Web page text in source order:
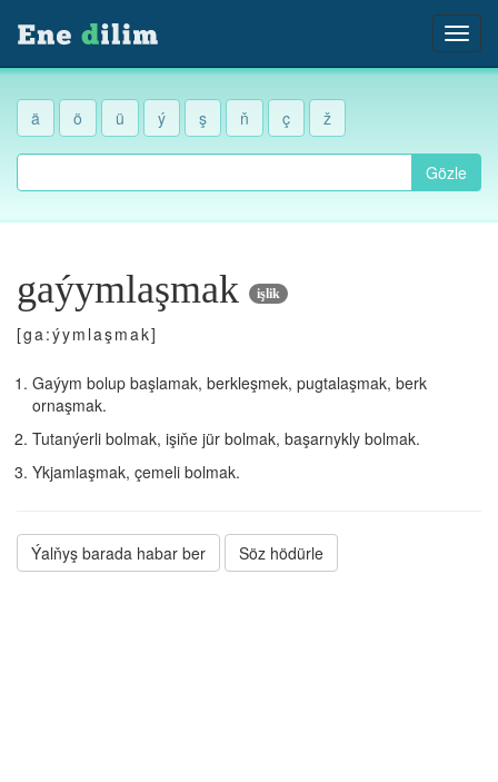
ä ö ü ý ş ň ç ž
Gözle
gaýymlaşmak işlik
[ga:ýymlaşmak]
Gaýym bolup başlamak, berkleşmek, pugtalaşmak, berk
ornaşmak.
Tutanýerli bolmak, işiňe jür bolmak, başarnykly bolmak.
Ykjamlaşmak, çemeli bolmak.
Ýalňyş barada habar ber Söz hödürle